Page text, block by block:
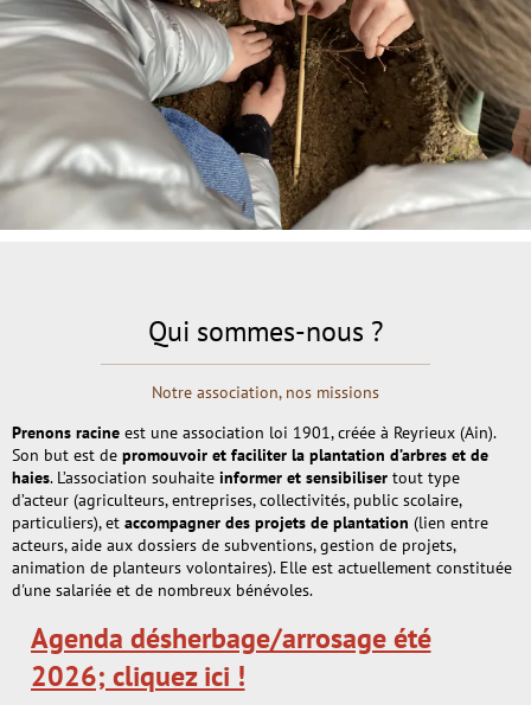
Qui sommes-nous ?
Notre association, nos missions
Prenons racine est une association loi 1901, créée à Reyrieux (Ain).
Son but est de promouvoir et faciliter la plantation d’arbres et de
haies. L’association souhaite informer et sensibiliser tout type
d’acteur (agriculteurs, entreprises, collectivités, public scolaire,
particuliers), et accompagner des projets de plantation (lien entre
acteurs, aide aux dossiers de subventions, gestion de projets,
animation de planteurs volontaires). Elle est actuellement constituée
d'une salariée et de nombreux bénévoles.
Agenda désherbage/arrosage été
2026; cliquez ici !